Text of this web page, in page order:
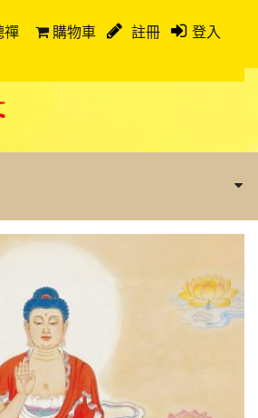
購物車 註冊 登入